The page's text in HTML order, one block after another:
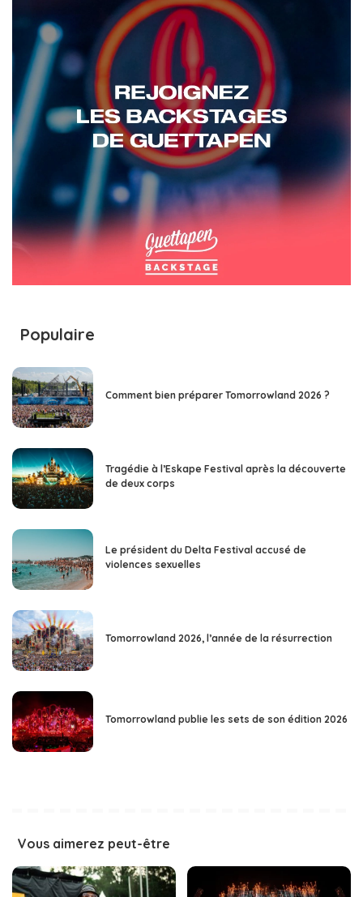
Populaire
Comment bien préparer Tomorrowland 2026 ?
Tragédie à l’Eskape Festival après la découverte
de deux corps
Le président du Delta Festival accusé de
violences sexuelles
Tomorrowland 2026, l’année de la résurrection
Tomorrowland publie les sets de son édition 2026
Vous aimerez peut-être